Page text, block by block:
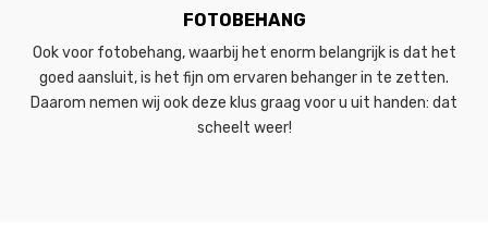
FOTOBEHANG
Ook voor fotobehang, waarbij het enorm belangrijk is dat het
goed aansluit, is het fijn om ervaren behanger in te zetten.
Daarom nemen wij ook deze klus graag voor u uit handen: dat
scheelt weer!